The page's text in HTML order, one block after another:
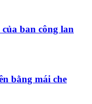
ban công lan
bằng mái che